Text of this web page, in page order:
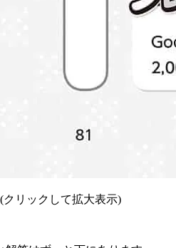
(クリックして拡大表示)